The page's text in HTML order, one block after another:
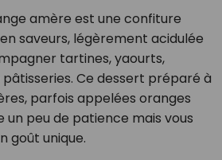
amère est une confiture
saveurs, légèrement acidulée
tartines, yaourts,
Ce dessert préparé à
parfois appelées oranges
un peu de patience mais vous
goût unique.